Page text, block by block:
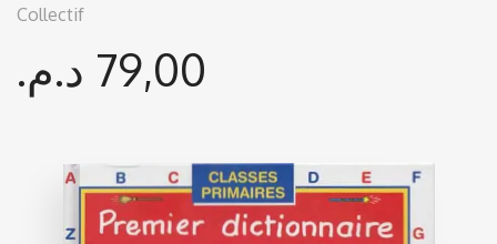
Collectif
79,00 د.م.